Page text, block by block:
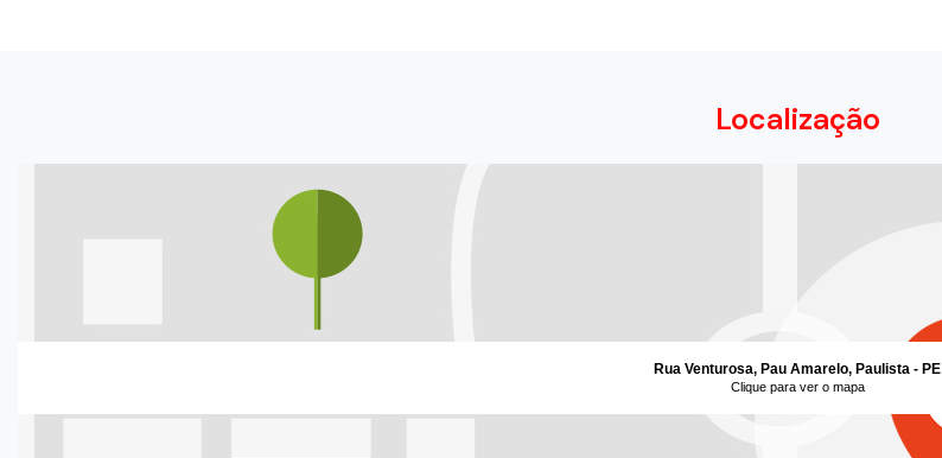
Localização
Rua Venturosa, Pau Amarelo, Paulista - PE
Clique para ver o mapa